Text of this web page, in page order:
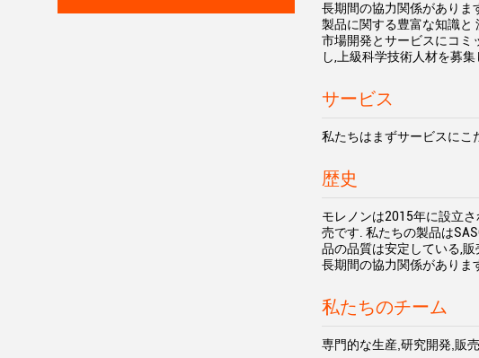
長期間の協力関係がありま
製品に関する豊富な知識と
市場開発とサービスにコミ
し,上級科学技術人材を募
サービス
私たちはまずサービスにこ
歴史
モレノンは2015年に設立
売です. 私たちの製品は
品の品質は安定している,
長期間の協力関係がありま
私たちのチーム
専門的な生産,研究開発,販